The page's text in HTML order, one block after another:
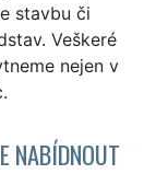
stavbu či
Veškeré
nejen v
NABÍDNOUT